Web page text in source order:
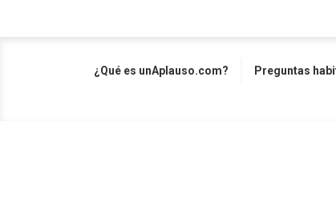
¿Qué es unAplauso.com? Preguntas